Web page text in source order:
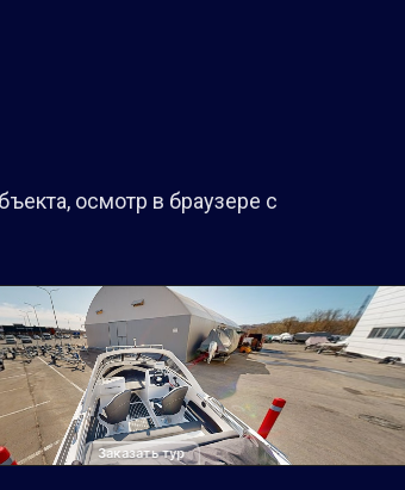
осмотр в браузере с
Заказать тур